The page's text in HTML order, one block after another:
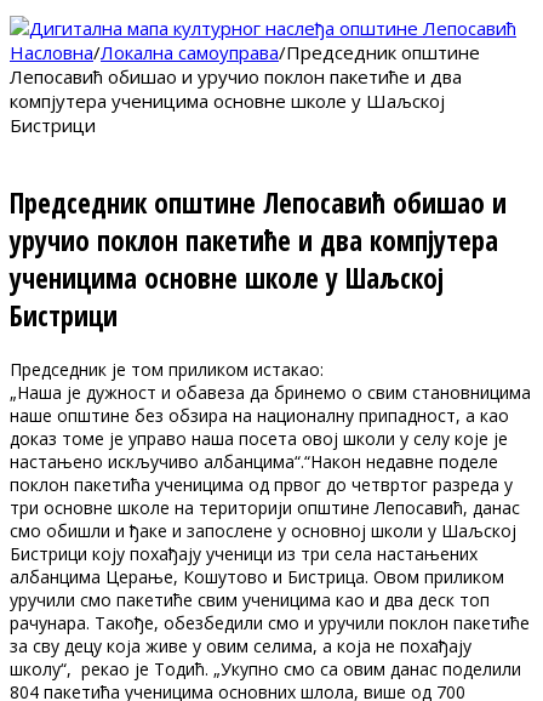
Насловна/Локална самоуправа/Председник општине
Лепосавић обишао и уручио поклон пакетиће и два
компјутера ученицима основне школе у Шаљској
Бистрици
Председник општине Лепосавић обишао и
уручио поклон пакетиће и два компјутера
ученицима основне школе у Шаљској
Бистрици
Председник је том приликом истакао:
„Наша је дужност и обавеза да бринемо о свим становницима
наше општине без обзира на националну припадност, а као
доказ томе је управо наша посета овој школи у селу које је
настањено искључиво албанцима“.“Након недавне поделе
поклон пакетића ученицима од првог до четвртог разреда у
три основне школе на територији општине Лепосавић, данас
смо обишли и ђаке и запослене у основној школи у Шаљској
Бистрици коју похађају ученици из три села настањених
албанцима Церање, Кошутово и Бистрица. Овом приликом
уручили смо пакетиће свим ученицима као и два деск топ
рачунара. Такође, обезбедили смо и уручили поклон пакетиће
за сву децу која живе у овим селима, а која не похађају
школу“, рекао је Тодић. „Укупно смо са овим данас поделили
804 пакетића ученицима основних шлола, више од 700